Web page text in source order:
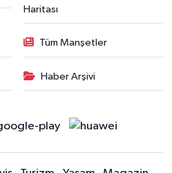
Haritası
Tüm Manşetler
Haber Arşivi